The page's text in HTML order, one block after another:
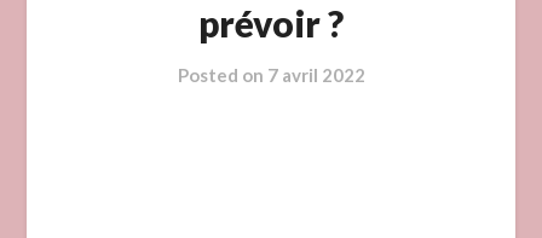
prévoir ?
Posted on 7 avril 2022